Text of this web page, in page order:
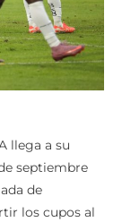
llega a su
septiembre
de
los cupos al